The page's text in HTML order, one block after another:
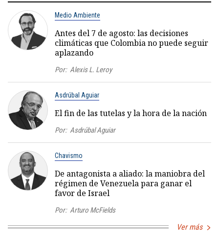
Medio Ambiente
Antes del 7 de agosto: las decisiones
climáticas que Colombia no puede seguir
aplazando
Por: Alexis L. Leroy
Asdrúbal Aguiar
El fin de las tutelas y la hora de la nación
Por: Asdrúbal Aguiar
Chavismo
De antagonista a aliado: la maniobra del
régimen de Venezuela para ganar el
favor de Israel
Por: Arturo McFields
Ver más